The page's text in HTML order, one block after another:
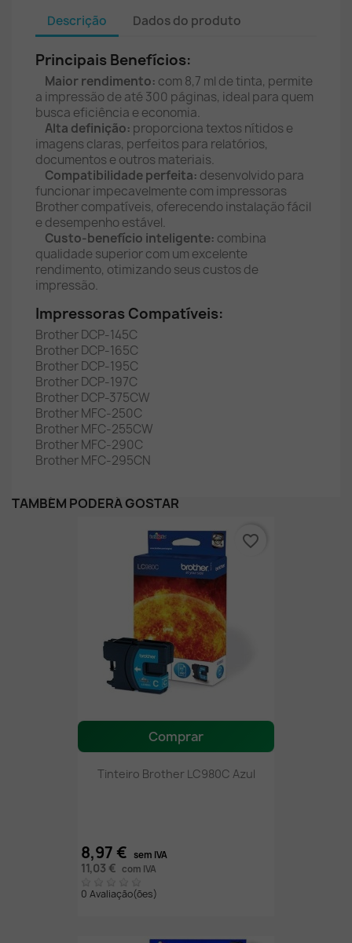
Descrição Dados do produto
Principais Benefícios:
Maior rendimento: com 8,7 ml de tinta, permite
a impressão de até 300 páginas, ideal para quem
busca eficiência e economia.
Alta definição: proporciona textos nítidos e
imagens claras, perfeitos para relatórios,
documentos e outros materiais.
Compatibilidade perfeita: desenvolvido para
funcionar impecavelmente com impressoras
Brother compatíveis, oferecendo instalação fácil
e desempenho estável.
Custo-benefício inteligente: combina
qualidade superior com um excelente
rendimento, otimizando seus custos de
impressão.
Impressoras Compatíveis:
Brother DCP-145C
Brother DCP-165C
Brother DCP-195C
Brother DCP-197C
Brother DCP-375CW
Brother MFC-250C
Brother MFC-255CW
Brother MFC-290C
Brother MFC-295CN
TAMBÉM PODERÁ GOSTAR
Comprar
Tinteiro Brother LC980C Azul
8,97 € sem IVA
11,03 € com IVA
0 Avaliação(ões)
favorite_border